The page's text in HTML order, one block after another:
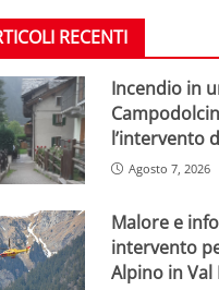
RECENTI
Incendio in
l’intervento
Agosto 7, 2026
Malore e
intervento
Alpino in Val